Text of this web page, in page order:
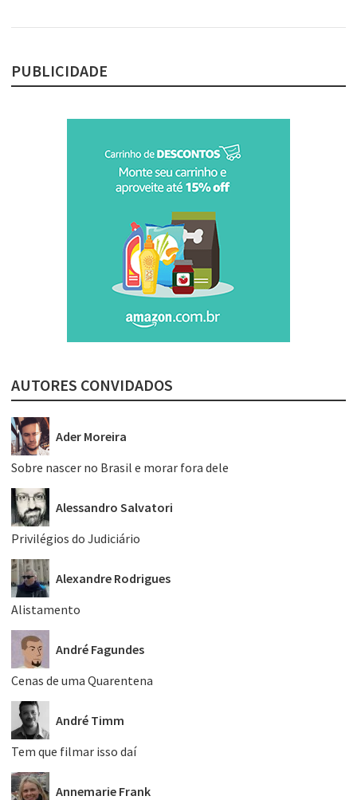
PUBLICIDADE
AUTORES CONVIDADOS
Ader Moreira
Sobre nascer no Brasil e morar fora dele
Alessandro Salvatori
Privilégios do Judiciário
Alexandre Rodrigues
Alistamento
André Fagundes
Cenas de uma Quarentena
André Timm
Tem que filmar isso daí
Annemarie Frank